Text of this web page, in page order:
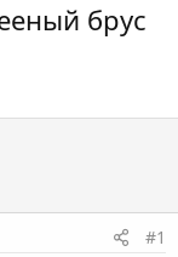
брус
#1